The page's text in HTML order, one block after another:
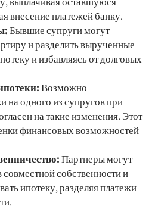
внесение платежей банку.
Бывшие супруги могут
и разделить вырученные
и избавляясь от долговых
Возможно
на одного из супругов при
на такие изменения. Этот
финансовых возможностей
Партнеры могут
совместной собственности и
ипотеку, разделяя платежи